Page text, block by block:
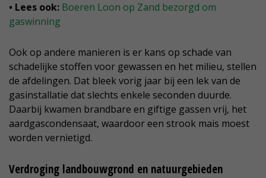
• Lees ook: Boeren Loon op Zand bezorgd om
gaswinning
Ook op andere manieren is er kans op schade van
schadelijke stoffen voor gewassen en het milieu, stellen
de afdelingen. Dat bleek vorig jaar bij een lek van de
gasinstallatie dat slechts enkele seconden duurde.
Daarbij kwamen brandbare en giftige gassen vrij, het
aardgascondensaat, waardoor een strook mais moest
worden vernietigd.
Verdroging landbouwgrond en natuurgebieden